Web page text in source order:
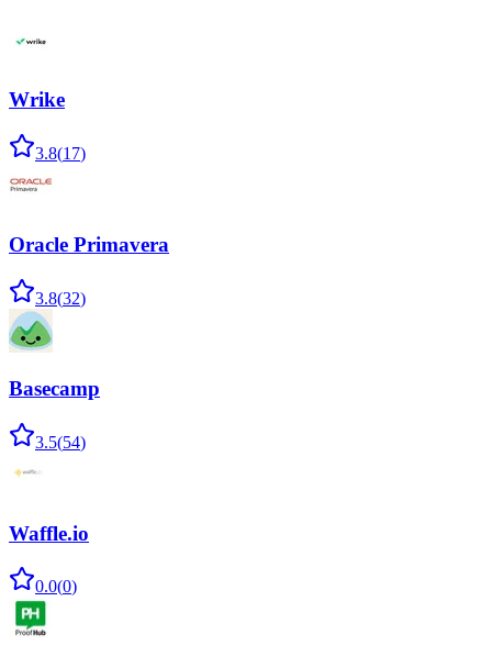
Wrike
3.8(17)
Oracle Primavera
3.8(32)
Basecamp
3.5(54)
Waffle.io
0.0(0)